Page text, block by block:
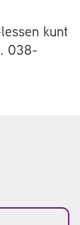
kunt
038-